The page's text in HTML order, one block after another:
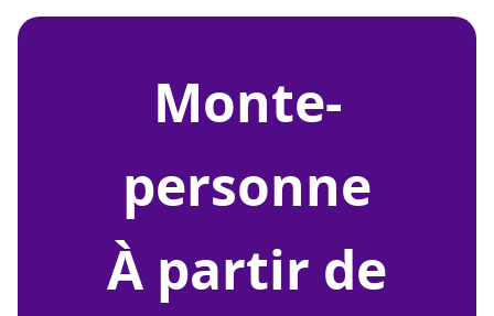
monte-
personne
À partir de